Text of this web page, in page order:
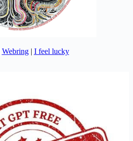
Webring| I feel lucky